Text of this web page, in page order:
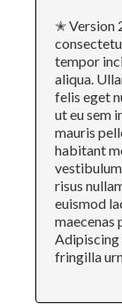
✭ Version
tempor
aliqua.
felis eget
ut eu sem
mauris
habitant
risus
euismod
maecenas
Adipiscing
fringilla